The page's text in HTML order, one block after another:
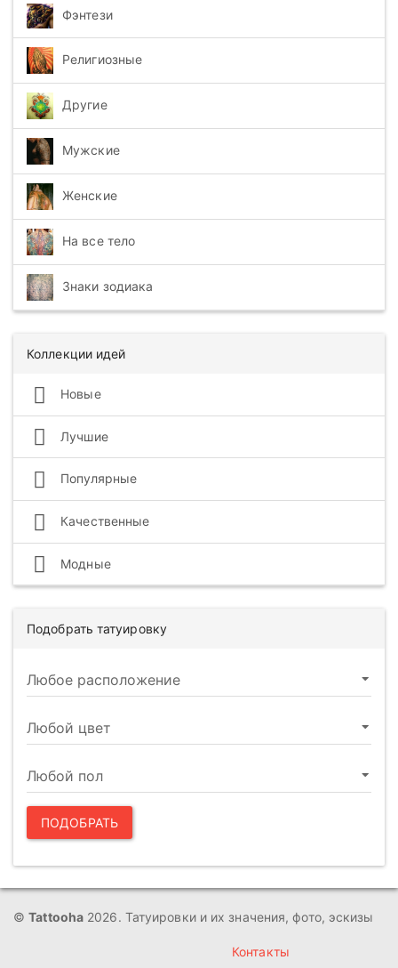
Фэнтези
Религиозные
Другие
Мужские
Женские
На все тело
Знаки зодиака
Коллекции идей
Новые
Лучшие
Популярные
Качественные
Модные
Подобрать татуировку
ПОДОБРАТЬ
©Tattooha 2026. Татуировки и их значения, фото, эскизы
Контакты